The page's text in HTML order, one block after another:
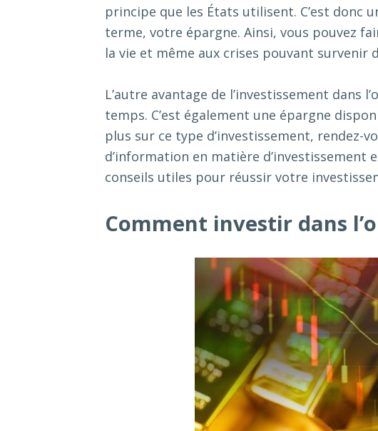
principe que les États utilisent. C’est donc
terme, votre épargne. Ainsi, vous pouvez
la vie et même aux crises pouvant survenir
L’autre avantage de l’investissement dans
temps. C’est également une épargne
plus sur ce type d’investissement, rendez-
d’information en matière d’investissement
conseils utiles pour réussir votre
Comment investir dans